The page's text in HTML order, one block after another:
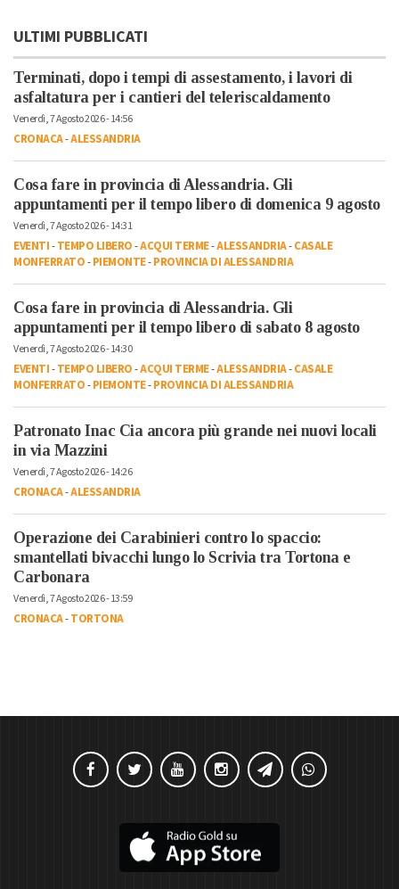
ULTIMI PUBBLICATI
Terminati, dopo i tempi di assestamento, i lavori di
asfaltatura per i cantieri del teleriscaldamento
Venerdì, 7 Agosto 2026 - 14:56
CRONACA-ALESSANDRIA
Cosa fare in provincia di Alessandria. Gli
appuntamenti per il tempo libero di domenica 9 agosto
Venerdì, 7 Agosto 2026 - 14:31
EVENTI-TEMPO LIBERO-ACQUI TERME-ALESSANDRIA-CASALE
MONFERRATO-PIEMONTE-PROVINCIA DI ALESSANDRIA
Cosa fare in provincia di Alessandria. Gli
appuntamenti per il tempo libero di sabato 8 agosto
Venerdì, 7 Agosto 2026 - 14:30
EVENTI-TEMPO LIBERO-ACQUI TERME-ALESSANDRIA-CASALE
MONFERRATO-PIEMONTE-PROVINCIA DI ALESSANDRIA
Patronato Inac Cia ancora più grande nei nuovi locali
in via Mazzini
Venerdì, 7 Agosto 2026 - 14:26
CRONACA-ALESSANDRIA
Operazione dei Carabinieri contro lo spaccio:
smantellati bivacchi lungo lo Scrivia tra Tortona e
Carbonara
Venerdì, 7 Agosto 2026 - 13:59
CRONACA-TORTONA